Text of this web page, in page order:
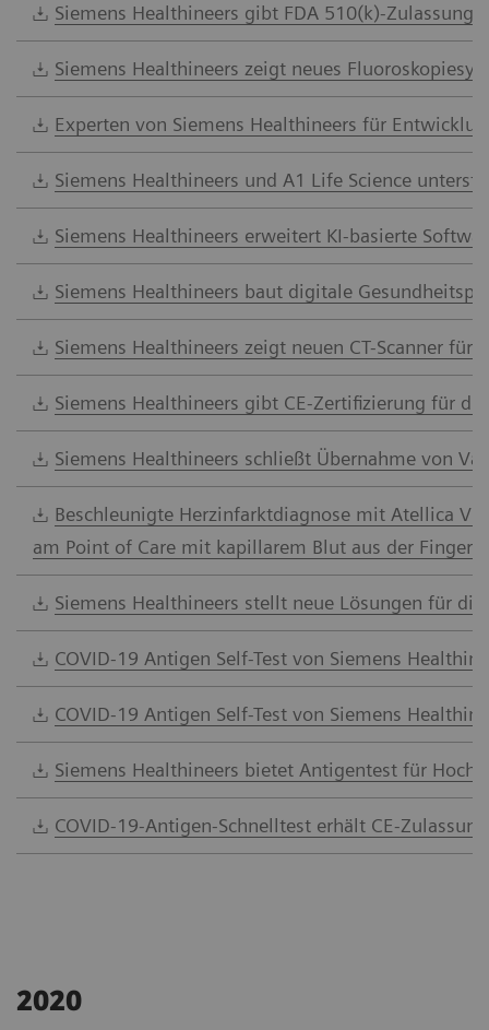
Siemens Healthineers gibt FDA 510(k)-
Siemens Healthineers zeigt neues
Experten von Siemens Healthineers für
Siemens Healthineers und A1 Life Science
Siemens Healthineers erweitert KI-basierte
Siemens Healthineers baut digitale
Siemens Healthineers zeigt neuen CT-Scanner
Siemens Healthineers gibt CE-Zertifizierung für
Siemens Healthineers schließt Übernahme von
Beschleunigte Herzinfarktdiagnose mit Atellica
am Point of Care mit kapillarem Blut aus der
Siemens Healthineers stellt neue Lösungen für
COVID-19 Antigen Self-Test von Siemens
COVID-19 Antigen Self-Test von Siemens
Siemens Healthineers bietet Antigentest für
COVID-19-Antigen-Schnelltest erhält CE-
2020